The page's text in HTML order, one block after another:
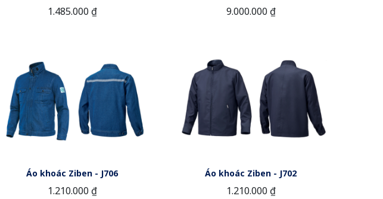
1.485.000 ₫ 9.000.000 ₫
Áo khoác Ziben - J706
1.210.000 ₫
Áo khoác Ziben - J702
1.210.000 ₫